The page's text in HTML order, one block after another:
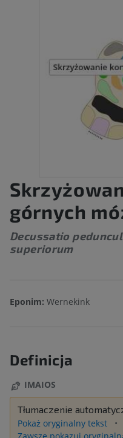
górnych
Decussatio
superiorum
Eponim: Wernekink
Definicja
IMAIOS
Tłumaczenie
Pokaż oryginalny tekst
Zawsze pokazuj